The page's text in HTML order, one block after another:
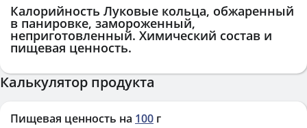
Калорийность Луковые кольца, обжаренный
в панировке, замороженный,
неприготовленный. Химический состав и
пищевая ценность.
Калькулятор продукта
Пищевая ценность на 100 г